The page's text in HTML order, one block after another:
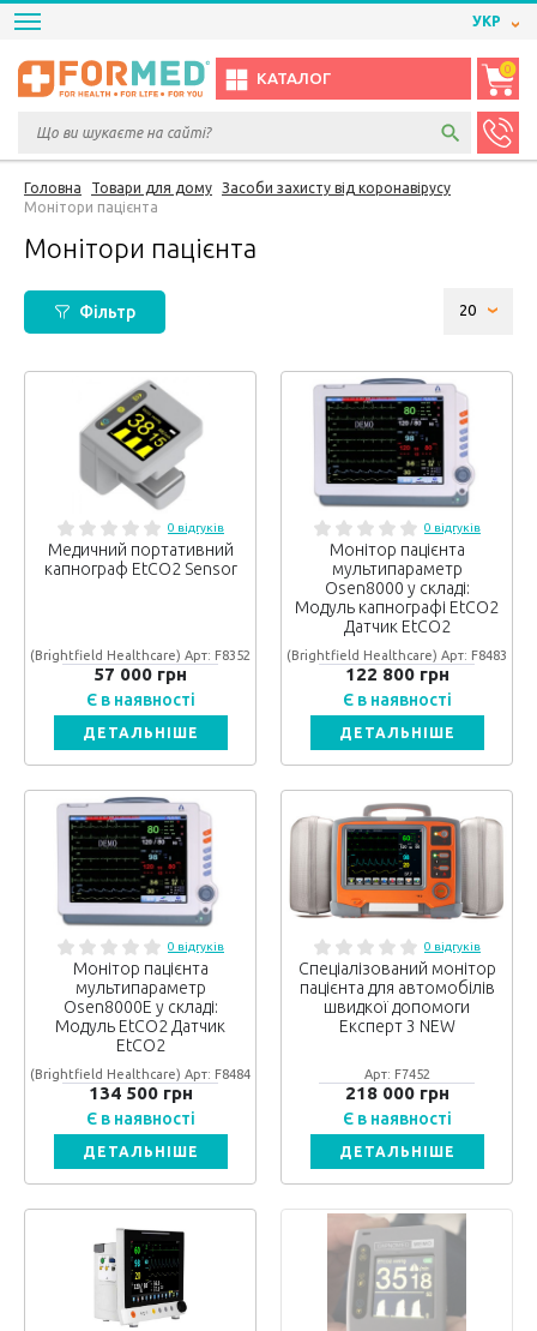
УКР
КАТАЛОГ
0
Головна Товари для дому
Засоби захисту від коронавірусу
Монітори пацієнта
Монітори пацієнта
Фільтр
0 відгуків
Медичний портативний
капнограф EtCO2 Sensor
(Brightfield Healthcare) Арт: F8352
57 000 грн
Є в наявності
ДЕТАЛЬНІШЕ
0 відгуків
Монітор пацієнта
мультипараметр
Osen8000 у складі:
Модуль капнографі EtCO2
Датчик EtCO2
(Brightfield Healthcare) Арт: F8483
122 800 грн
Є в наявності
ДЕТАЛЬНІШЕ
0 відгуків
Монітор пацієнта
мультипараметр
Osen8000Е у складі:
Модуль EtCO2 Датчик
EtCO2
(Brightfield Healthcare) Арт: F8484
134 500 грн
Є в наявності
ДЕТАЛЬНІШЕ
0 відгуків
Спеціалізований монітор
пацієнта для автомобілів
швидкої допомоги
Експерт 3 NEW
Арт: F7452
218 000 грн
Є в наявності
ДЕТАЛЬНІШЕ